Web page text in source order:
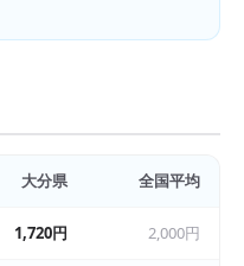
大分県 全国平均
1,720円 2,000円